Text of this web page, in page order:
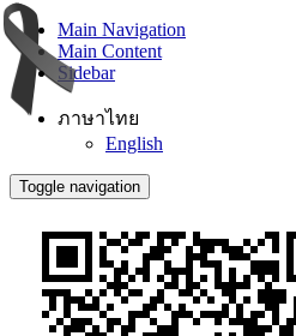
Main Navigation
Main Content
Sidebar
ภาษาไทย
English
Toggle navigation